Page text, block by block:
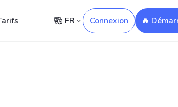
FR Connexion 🔥